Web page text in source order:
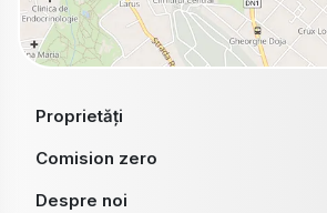
Proprietăți
Comision zero
Despre noi